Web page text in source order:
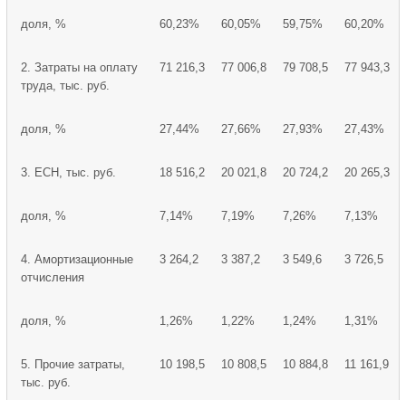
доля, % 60,23% 60,05% 59,75% 60,20%
2. Затраты на оплату
труда, тыс. руб.
71 216,3 77 006,8 79 708,5 77 943,3
доля, % 27,44% 27,66% 27,93% 27,43%
3. ЕСН, тыс. руб. 18 516,2 20 021,8 20 724,2 20 265,3
доля, % 7,14% 7,19% 7,26% 7,13%
4. Амортизационные
отчисления
3 264,2 3 387,2 3 549,6 3 726,5
доля, % 1,26% 1,22% 1,24% 1,31%
5. Прочие затраты,
тыс. руб.
10 198,5 10 808,5 10 884,8 11 161,9